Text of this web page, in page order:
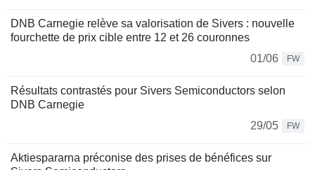
DNB Carnegie relève sa valorisation de Sivers : nouvelle
fourchette de prix cible entre 12 et 26 couronnes
01/06
FW
Résultats contrastés pour Sivers Semiconductors selon
DNB Carnegie
29/05
FW
Aktiespararna préconise des prises de bénéfices sur